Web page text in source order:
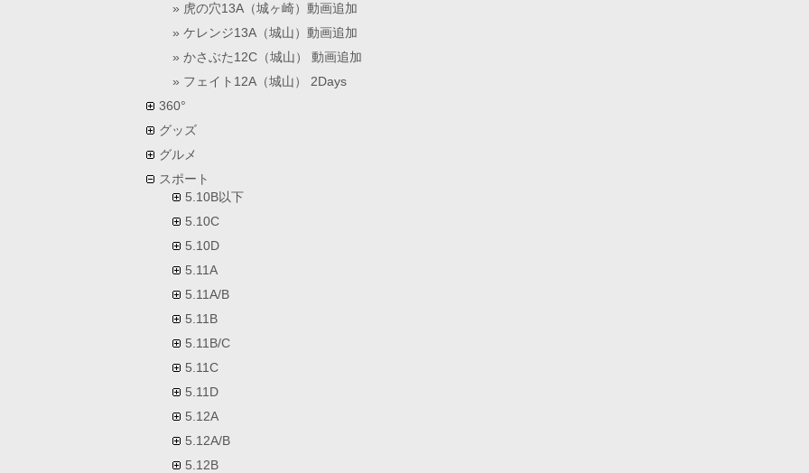
虎の穴13A（城ヶ崎）動画追加
ケレンジ13A（城山）動画追加
かさぶた12C（城山） 動画追加
フェイト12A（城山） 2Days
360°
グッズ
グルメ
スポート
5.10B以下
5.10C
5.10D
5.11A
5.11A/B
5.11B
5.11B/C
5.11C
5.11D
5.12A
5.12A/B
5.12B